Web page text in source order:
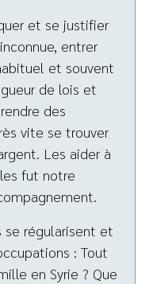
et se justifier
entrer
et souvent
de lois et
des
vite se trouver
Les aider à
fut notre
se régularisent et
: Tout
en Syrie ? Que